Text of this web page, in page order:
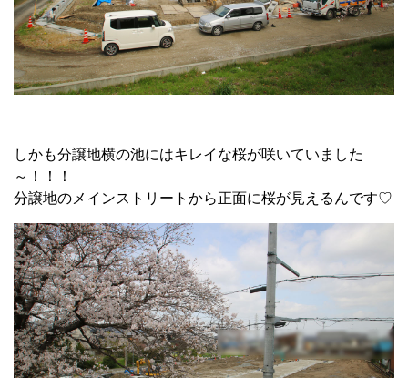
しかも分譲地横の池にはキレイな桜が咲いていました
～！！！
分譲地のメインストリートから正面に桜が見えるんです♡